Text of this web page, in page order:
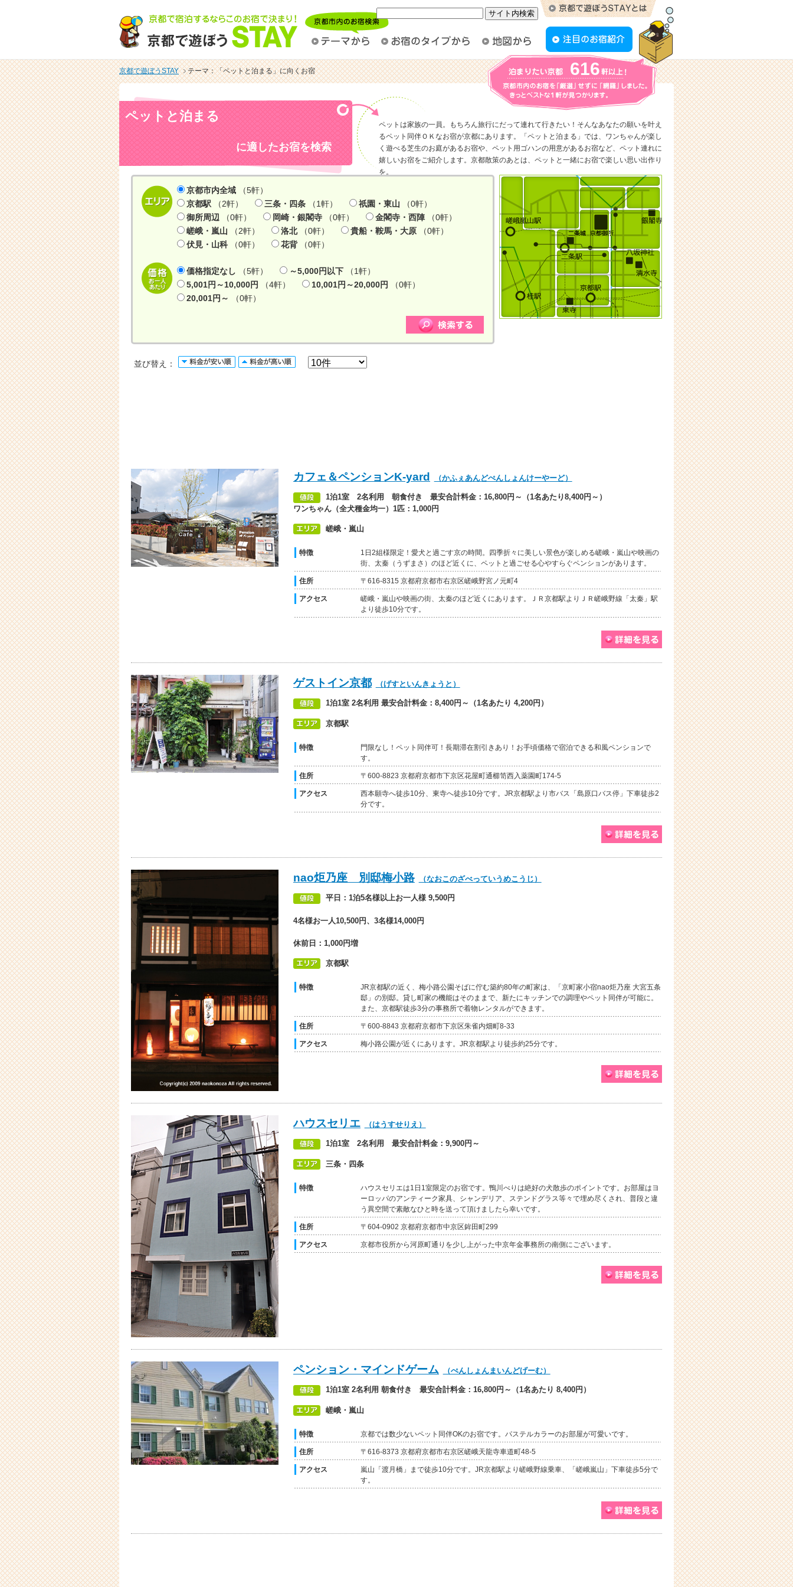
616
京都で遊ぼうSTAY テーマ：「ペットと泊まる」に向くお宿
ペットと泊まる
に適したお宿を検索
ペットは家族の一員。もちろん旅行にだって連れて行きたい！そんなあなたの願いを叶え
るペット同伴ＯＫなお宿が京都にあります。「ペットと泊まる」では、ワンちゃんが楽し
く遊べる芝生のお庭があるお宿や、ペット用ゴハンの用意があるお宿など、ペット連れに
嬉しいお宿をご紹介します。京都散策のあとは、ペットと一緒にお宿で楽しい思い出作り
を。
京都市内全域 （5軒）
京都駅 （2軒） 三条・四条 （1軒） 祇園・東山 （0軒）
御所周辺
（0軒） 岡崎・銀閣寺 （0軒） 金閣寺・西陣 （0軒）
嵯峨・嵐山 （2軒） 洛北（0軒） 貴船・鞍馬・大原 （0軒）
伏見・山科 （0軒） 花背（0軒）
価格指定なし （5軒） ～5,000円以下 （1軒）
5,001円～10,000円
（4軒） 10,001円～20,000円
（0軒）
20,001円～
（0軒）
並び替え：
カフェ＆ペンションK-yard （かふぇあんどぺんしょんけーやーど）
1泊1室 2名利用 朝食付き 最安合計料金：16,800円～（1名あたり8,400円～）
ワンちゃん（全犬種金均一）1匹：1,000円
嵯峨・嵐山
特徴
1日2組様限定！愛犬と過ごす京の時間。四季折々に美しい景色が楽しめる嵯峨・嵐山や映画の
街、太秦（うずまさ）のほど近くに、ペットと過ごせる心やすらぐペンションがあります。
住所 〒616-8315 京都府京都市右京区嵯峨野宮ノ元町4
アクセス
嵯峨・嵐山や映画の街、太秦のほど近くにあります。ＪＲ京都駅よりＪＲ嵯峨野線「太秦」駅
より徒歩10分です。
ゲストイン京都 （げすといんきょうと）
1泊1室 2名利用 最安合計料金：8,400円～（1名あたり 4,200円）
京都駅
特徴
門限なし！ペット同伴可！長期滞在割引きあり！お手頃価格で宿泊できる和風ペンションで
す。
住所 〒600-8823 京都府京都市下京区花屋町通櫛笥西入薬園町174-5
アクセス
西本願寺へ徒歩10分、東寺へ徒歩10分です。JR京都駅より市バス「島原口バス停」下車徒歩2
分です。
nao炬乃座 別邸梅小路 （なおこのざべっていうめこうじ）
平日：1泊5名様以上お一人様 9,500円
4名様お一人10,500円、3名様14,000円
休前日：1,000円増
京都駅
特徴
JR京都駅の近く、梅小路公園そばに佇む築約80年の町家は、「京町家小宿nao炬乃座 大宮五条
邸」の別邸。貸し町家の機能はそのままで、新たにキッチンでの調理やペット同伴が可能に。
また、京都駅徒歩3分の事務所で着物レンタルができます。
住所 〒600-8843 京都府京都市下京区朱雀内畑町8-33
アクセス 梅小路公園が近くにあります。JR京都駅より徒歩約25分です。
ハウスセリエ （はうすせりえ）
1泊1室 2名利用 最安合計料金：9,900円～
三条・四条
特徴
ハウスセリエは1日1室限定のお宿です。鴨川べりは絶好の犬散歩のポイントです。お部屋はヨ
ーロッパのアンティーク家具、シャンデリア、ステンドグラス等々で埋め尽くされ、普段と違
う異空間で素敵なひと時を送って頂けましたら幸いです。
住所 〒604-0902 京都府京都市中京区鉾田町299
アクセス 京都市役所から河原町通りを少し上がった中京年金事務所の南側にございます。
ペンション・マインドゲーム （ぺんしょんまいんどげーむ）
1泊1室 2名利用 朝食付き 最安合計料金：16,800円～（1名あたり 8,400円）
嵯峨・嵐山
特徴 京都では数少ないペット同伴OKのお宿です。パステルカラーのお部屋が可愛いです。
住所 〒616-8373 京都府京都市右京区嵯峨天龍寺車道町48-5
アクセス
嵐山「渡月橋」まで徒歩10分です。JR京都駅より嵯峨野線乗車、「嵯峨嵐山」下車徒歩5分で
す。